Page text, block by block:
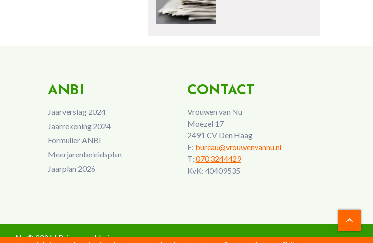
ANBI
Jaarverslag 2024
Jaarrekening 2024
Formulier ANBI
Meerjarenbeleidsplan
Jaarplan 2026
CONTACT
Vrouwen van Nu
Moezel 17
2491 CV Den Haag
E: bureau@vrouwenvannu.nl
T: 070 3244429
KvK: 40409535
van Nu © 2026 |Privacyverklaring